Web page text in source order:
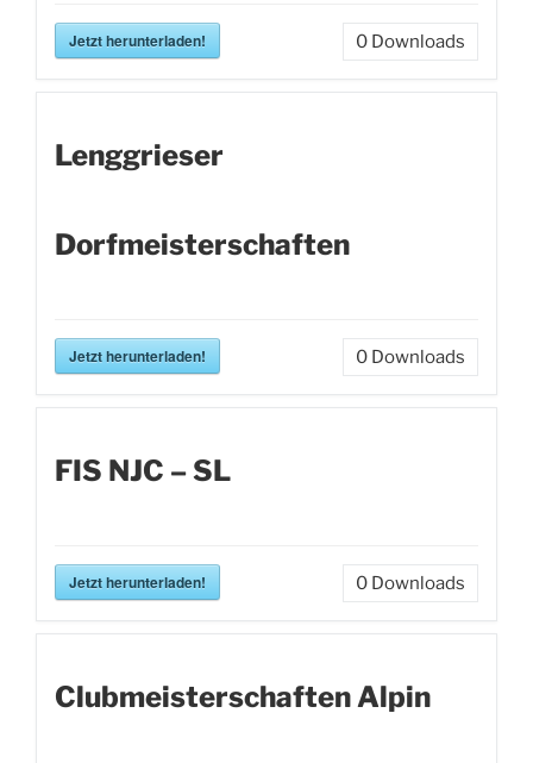
Jetzt herunterladen! 0 Downloads
Lenggrieser
Dorfmeisterschaften
Jetzt herunterladen! 0 Downloads
FIS NJC – SL
Jetzt herunterladen! 0 Downloads
Clubmeisterschaften Alpin